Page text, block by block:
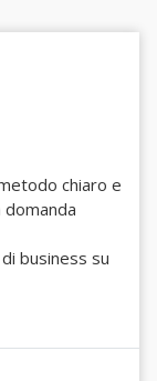
chiaro e
business su